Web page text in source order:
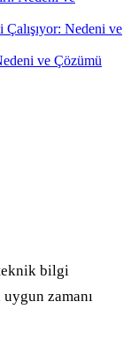
Nedeni ve
ve Çözümü
bilgi
zamanı